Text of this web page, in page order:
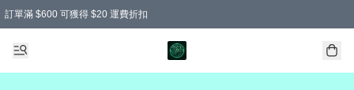
訂單滿 $600 可獲得 $20 運費折扣